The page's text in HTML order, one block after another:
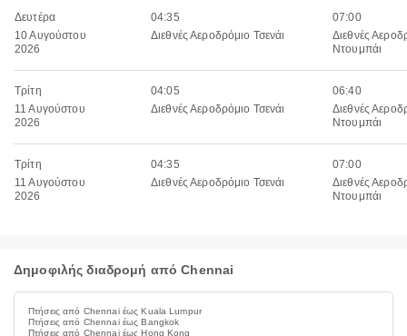
Δευτέρα
10 Αυγούστου
2026
04:35
Διεθνές Αεροδρόμιο Τσενάι
07:00
Διεθνές
Ντουμπάι
Τρίτη
11 Αυγούστου
2026
04:05
Διεθνές Αεροδρόμιο Τσενάι
06:40
Διεθνές
Ντουμπάι
Τρίτη
11 Αυγούστου
2026
04:35
Διεθνές Αεροδρόμιο Τσενάι
07:00
Διεθνές
Ντουμπάι
Δημοφιλής διαδρομή από Chennai
Πτήσεις από Chennai έως Kuala Lumpur
Πτήσεις από Chennai έως Bangkok
Πτήσεις από Chennai έως Hong Kong